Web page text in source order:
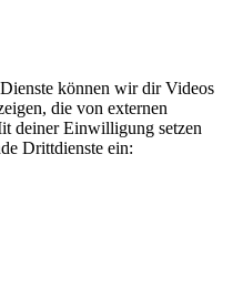
können wir dir Videos
die von externen
deiner Einwilligung setzen
Drittdienste ein: